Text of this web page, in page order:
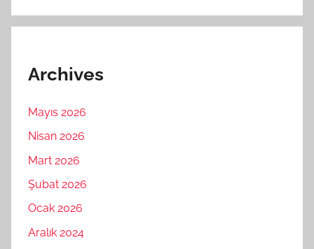
Archives
Mayıs 2026
Nisan 2026
Mart 2026
Şubat 2026
Ocak 2026
Aralık 2024